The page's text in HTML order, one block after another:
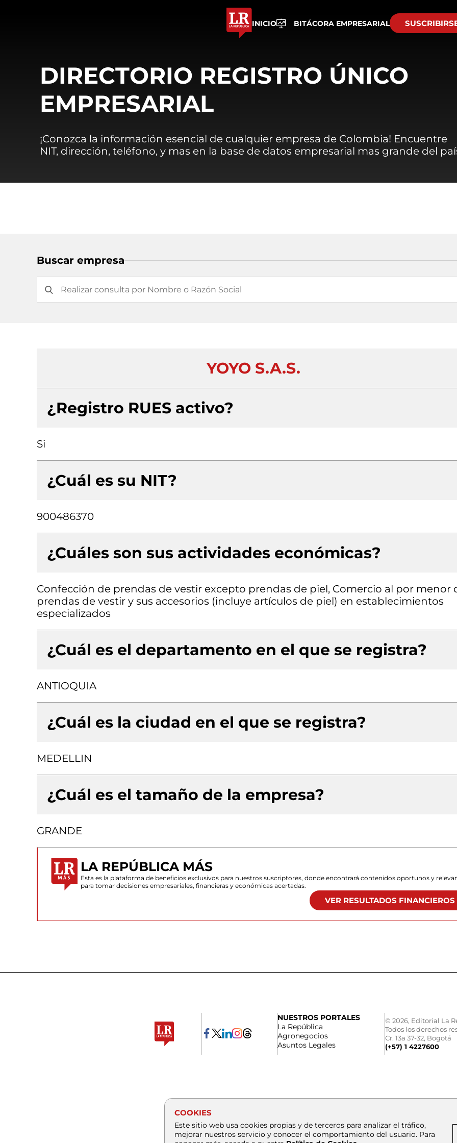
INICIO BITÁCORA EMPRESARIAL
DIRECTORIO REGISTRO ÚNICO
EMPRESARIAL
¡Conozca la información esencial de cualquier empresa de Colombia! Encuentre
NIT, dirección, teléfono, y mas en la base de datos empresarial mas grande del
Buscar empresa
YOYO S.A.S.
¿Registro RUES activo?
Si
¿Cuál es su NIT?
900486370
¿Cuáles son sus actividades económicas?
Confección de prendas de vestir excepto prendas de piel, Comercio al por menor
prendas de vestir y sus accesorios (incluye artículos de piel) en establecimientos
especializados
¿Cuál es el departamento en el que se registra?
ANTIOQUIA
¿Cuál es la ciudad en el que se registra?
MEDELLIN
¿Cuál es el tamaño de la empresa?
GRANDE
LA REPÚBLICA MÁS
Esta es la plataforma de beneficios exclusivos para nuestros suscriptores, donde encontrará contenidos oportunos y
para tomar decisiones empresariales, financieras y económicas acertadas.
VER RESULTADOS FINANCIEROS
NUESTROS PORTALES
La República
Agronegocios
Asuntos Legales
© 2026, Editorial La
Todos los derechos
Cr. 13a 37-32, Bogotá
(+57) 1 4227600
COOKIES
Este sitio web usa cookies propias y de terceros para analizar el tráfico,
mejorar nuestros servicio y conocer el comportamiento del usuario. Para